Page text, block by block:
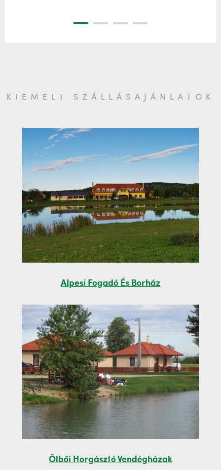
KIEMELT SZÁLLÁSAJÁNLATOK
Alpesi Fogadó És Borház
Ölbői Horgásztó Vendégházak